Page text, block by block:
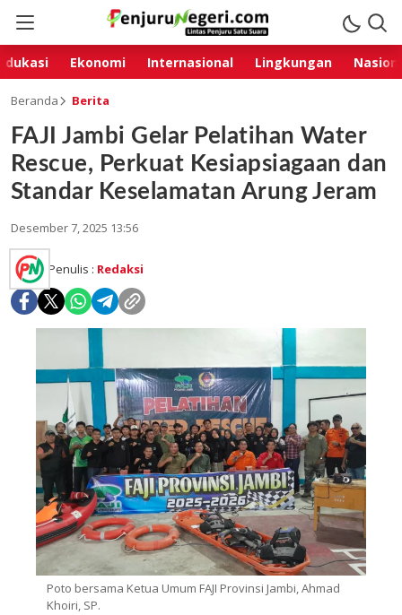
Ekonomi Internasional Lingkungan
Beranda Berita
FAJI Jambi Gelar Pelatihan Water
Rescue, Perkuat Kesiapsiagaan dan
Standar Keselamatan Arung Jeram
Desember 7, 2025 13:56
Penulis : Redaksi
Poto bersama Ketua Umum FAJI Provinsi Jambi, Ahmad
Khoiri, SP.